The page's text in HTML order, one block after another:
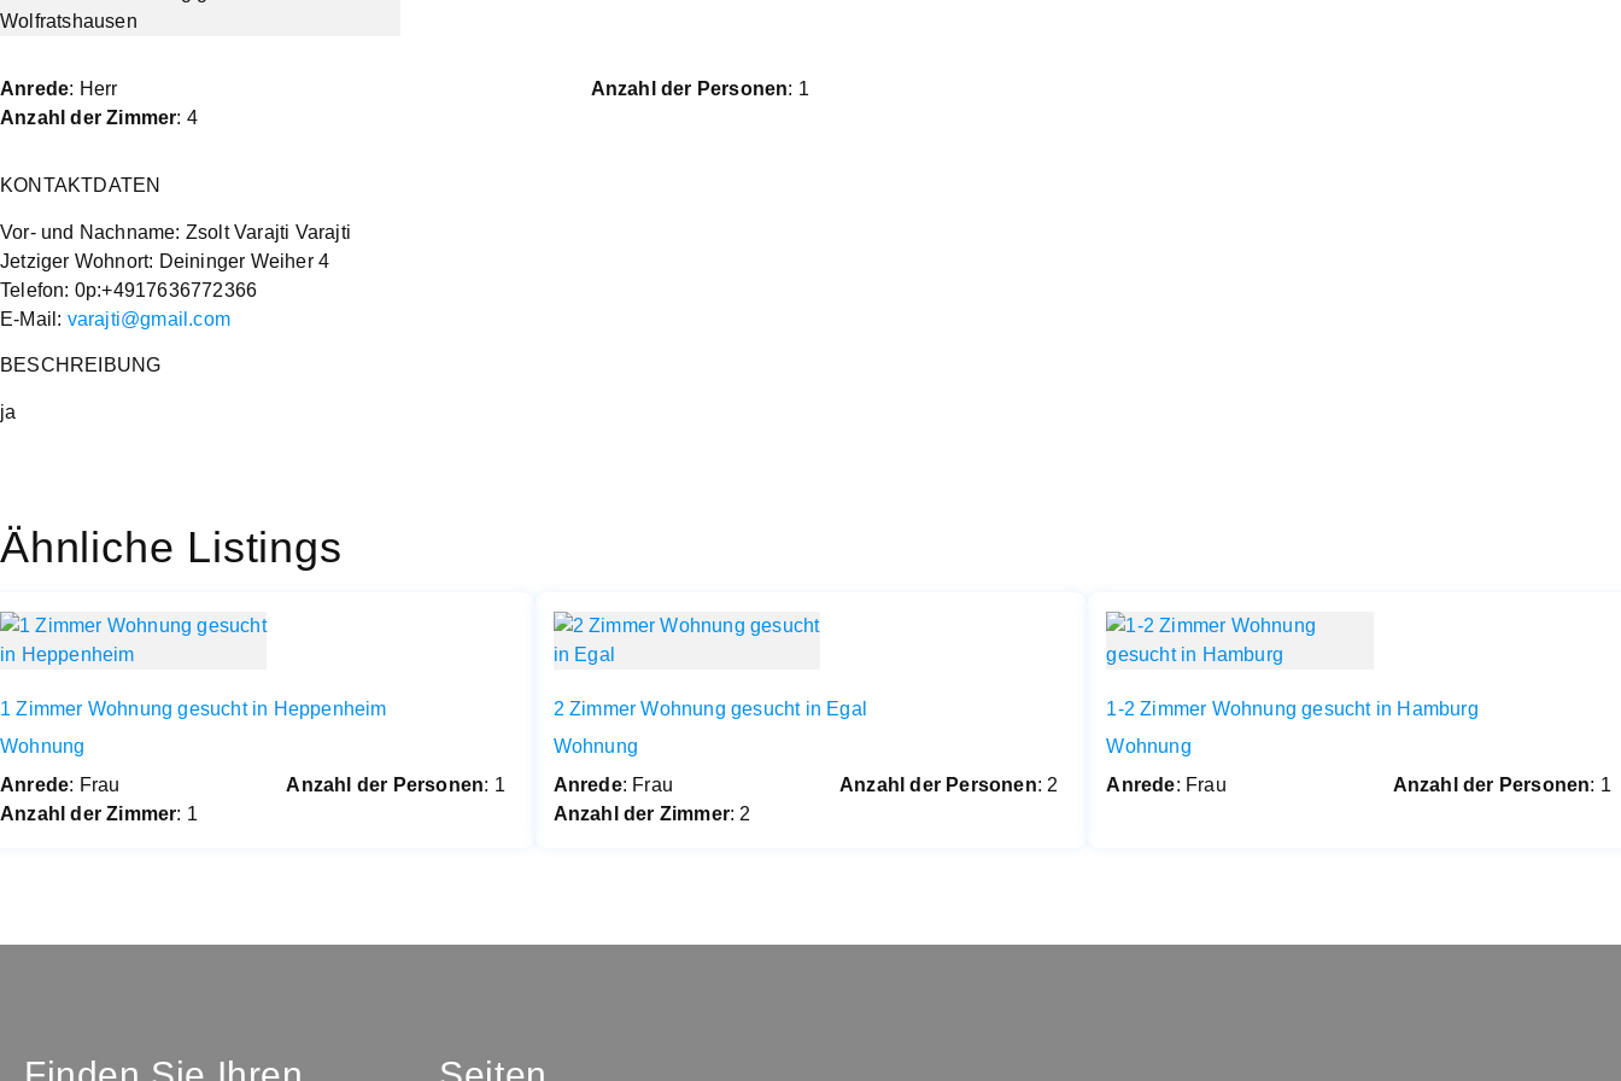
Anrede: Herr Anzahl der Personen: 1
Anzahl der Zimmer: 4
KONTAKTDATEN
Vor- und Nachname: Zsolt Varajti Varajti
Jetziger Wohnort: Deininger Weiher 4
Telefon: 0p:+4917636772366
E-Mail: varajti@gmail.com
BESCHREIBUNG
ja
Ähnliche Listings
1 Zimmer Wohnung gesucht in Heppenheim
Wohnung
Anrede: Frau Anzahl der Personen: 1
Anzahl der Zimmer: 1
2 Zimmer Wohnung gesucht in Egal
Wohnung
Anrede: Frau Anzahl der Personen: 2
Anzahl der Zimmer: 2
1-2 Zimmer Wohnung gesucht in Hamburg
Wohnung
Anrede: Frau Anzahl der Personen: 1